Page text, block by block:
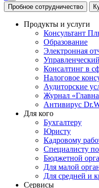
Пробное сотрудничество
Продукты и услуги
Консультант
Образование
Электронная
Консалтинг в
Налоговое
Аудиторские
Журнал
Антивирус
Для кого
Бухгалтеру
Юристу
Кадровому
Специалисту
Бюджетной
Для малой
Для средней и
Сервисы